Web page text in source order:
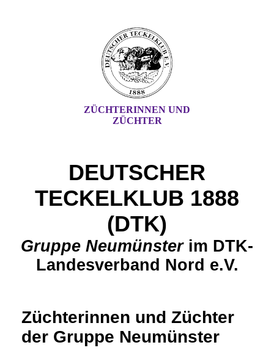
ZÜCHTERINNEN UND
ZÜCHTER
DEUTSCHER
TECKELKLUB 1888
(DTK)
Gruppe Neumünster im DTK-
Landesverband Nord e.V.
Züchterinnen und Züchter
der Gruppe Neumünster